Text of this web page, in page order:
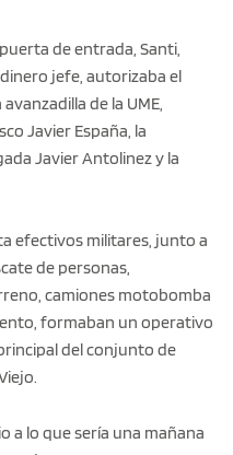
de entrada, Santi,
jefe, autorizaba el
de la UME,
Javier España, la
Javier Antolinez y la
efectivos militares, junto a
de personas,
camiones motobomba
formaban un operativo
del conjunto de
a lo que sería una mañana